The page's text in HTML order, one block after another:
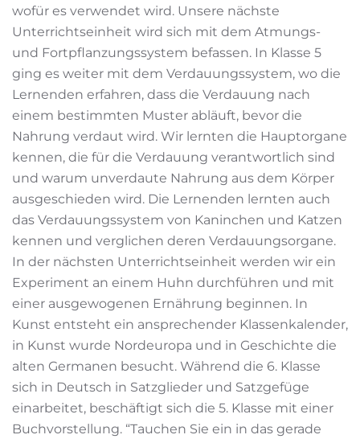
wofür es verwendet wird. Unsere nächste
Unterrichtseinheit wird sich mit dem Atmungs-
und Fortpflanzungssystem befassen. In Klasse 5
ging es weiter mit dem Verdauungssystem, wo die
Lernenden erfahren, dass die Verdauung nach
einem bestimmten Muster abläuft, bevor die
Nahrung verdaut wird. Wir lernten die Hauptorgane
kennen, die für die Verdauung verantwortlich sind
und warum unverdaute Nahrung aus dem Körper
ausgeschieden wird. Die Lernenden lernten auch
das Verdauungssystem von Kaninchen und Katzen
kennen und verglichen deren Verdauungsorgane.
In der nächsten Unterrichtseinheit werden wir ein
Experiment an einem Huhn durchführen und mit
einer ausgewogenen Ernährung beginnen. In
Kunst entsteht ein ansprechender Klassenkalender,
in Kunst wurde Nordeuropa und in Geschichte die
alten Germanen besucht. Während die 6. Klasse
sich in Deutsch in Satzglieder und Satzgefüge
einarbeitet, beschäftigt sich die 5. Klasse mit einer
Buchvorstellung. “Tauchen Sie ein in das gerade